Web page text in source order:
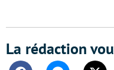
La rédaction